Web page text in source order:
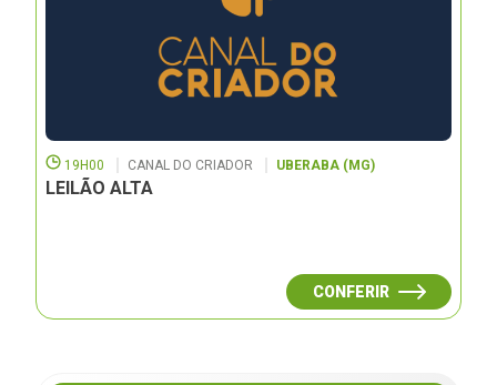
19H00 CANAL DO CRIADOR UBERABA (MG)
LEILÃO ALTA
CONFERIR